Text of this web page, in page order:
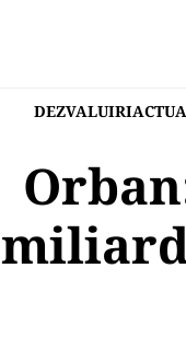
DEZVALUIRI